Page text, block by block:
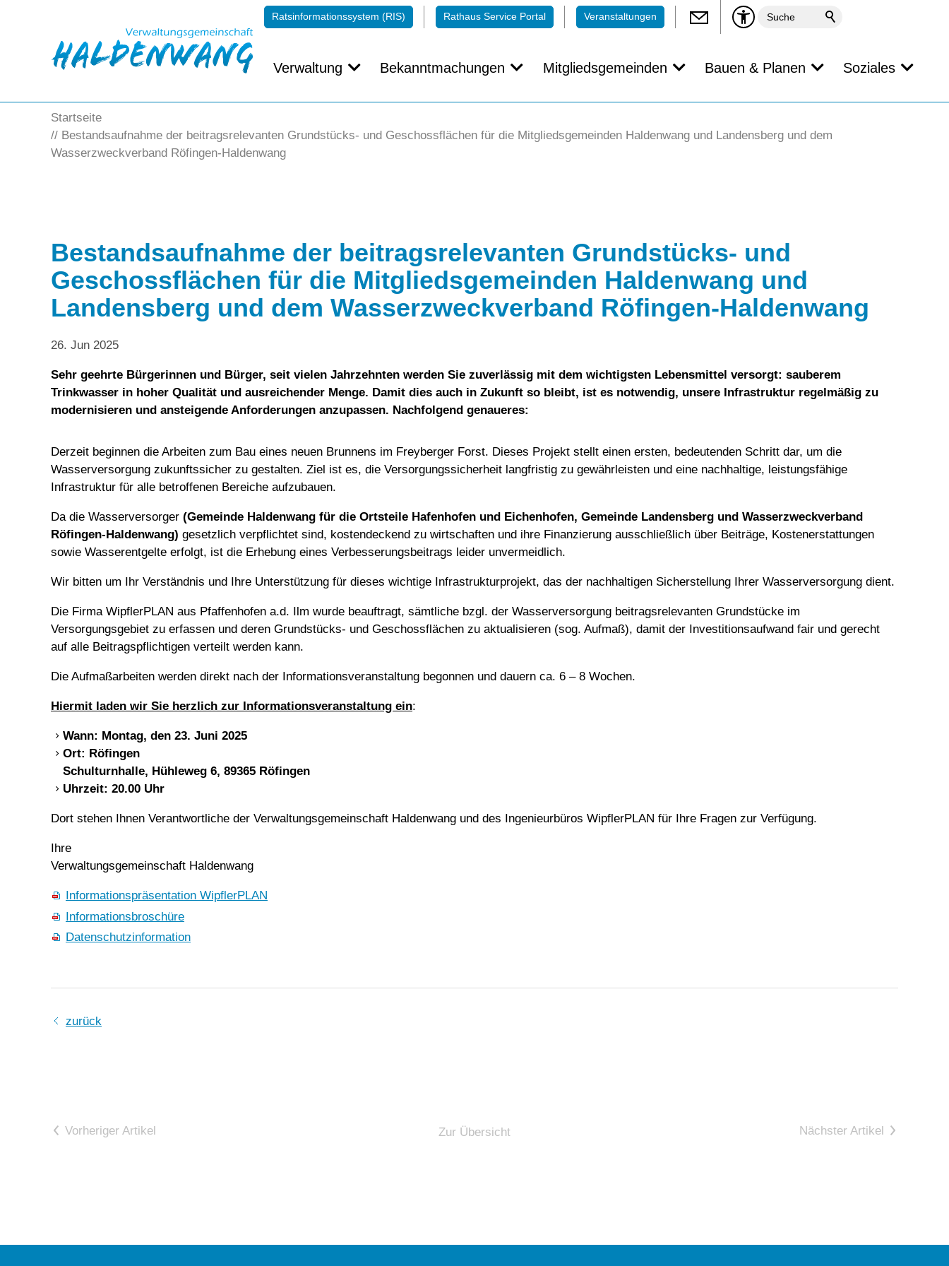
Ratsinformationssystem (RIS) Rathaus Service Portal Veranstaltungen
Verwaltung Bekanntmachungen Mitgliedsgemeinden Bauen & Planen Soziales
Startseite
Bestandsaufnahme der beitragsrelevanten Grundstücks- und Geschossflächen für die Mitgliedsgemeinden Haldenwang und Landensberg und dem
Wasserzweckverband Röfingen-Haldenwang
Bestandsaufnahme der beitragsrelevanten Grundstücks- und
Geschossflächen für die Mitgliedsgemeinden Haldenwang und
Landensberg und dem Wasserzweckverband Röfingen-Haldenwang
26. Jun 2025
Sehr geehrte Bürgerinnen und Bürger, seit vielen Jahrzehnten werden Sie zuverlässig mit dem wichtigsten Lebensmittel versorgt: sauberem
Trinkwasser in hoher Qualität und ausreichender Menge. Damit dies auch in Zukunft so bleibt, ist es notwendig, unsere Infrastruktur regelmäßig zu
modernisieren und ansteigende Anforderungen anzupassen. Nachfolgend genaueres:
Derzeit beginnen die Arbeiten zum Bau eines neuen Brunnens im Freyberger Forst. Dieses Projekt stellt einen ersten, bedeutenden Schritt dar, um die
Wasserversorgung zukunftssicher zu gestalten. Ziel ist es, die Versorgungssicherheit langfristig zu gewährleisten und eine nachhaltige, leistungsfähige
Infrastruktur für alle betroffenen Bereiche aufzubauen.
Da die Wasserversorger (Gemeinde Haldenwang für die Ortsteile Hafenhofen und Eichenhofen, Gemeinde Landensberg und Wasserzweckverband
Röfingen-Haldenwang) gesetzlich verpflichtet sind, kostendeckend zu wirtschaften und ihre Finanzierung ausschließlich über Beiträge, Kostenerstattungen
sowie Wasserentgelte erfolgt, ist die Erhebung eines Verbesserungsbeitrags leider unvermeidlich.
Wir bitten um Ihr Verständnis und Ihre Unterstützung für dieses wichtige Infrastrukturprojekt, das der nachhaltigen Sicherstellung Ihrer Wasserversorgung dient.
Die Firma WipflerPLAN aus Pfaffenhofen a.d. Ilm wurde beauftragt, sämtliche bzgl. der Wasserversorgung beitragsrelevanten Grundstücke im
Versorgungsgebiet zu erfassen und deren Grundstücks- und Geschossflächen zu aktualisieren (sog. Aufmaß), damit der Investitionsaufwand fair und gerecht
auf alle Beitragspflichtigen verteilt werden kann.
Die Aufmaßarbeiten werden direkt nach der Informationsveranstaltung begonnen und dauern ca. 6 – 8 Wochen.
Hiermit laden wir Sie herzlich zur Informationsveranstaltung ein:
Wann: Montag, den 23. Juni 2025
Ort: Röfingen
Schulturnhalle, Hühleweg 6, 89365 Röfingen
Uhrzeit: 20.00 Uhr
Dort stehen Ihnen Verantwortliche der Verwaltungsgemeinschaft Haldenwang und des Ingenieurbüros WipflerPLAN für Ihre Fragen zur Verfügung.
Ihre
Verwaltungsgemeinschaft Haldenwang
Informationspräsentation WipflerPLAN
Informationsbroschüre
Datenschutzinformation
zurück
Vorheriger Artikel Zur Übersicht Nächster Artikel